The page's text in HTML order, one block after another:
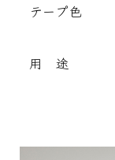
テープ色
用 途